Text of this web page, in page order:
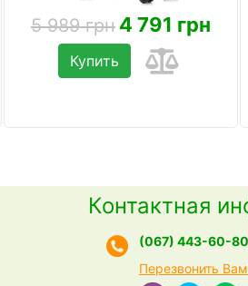
5 989 грн 4 791 грн
Купить
Контактная
(067) 443-60-80
Перезвонить